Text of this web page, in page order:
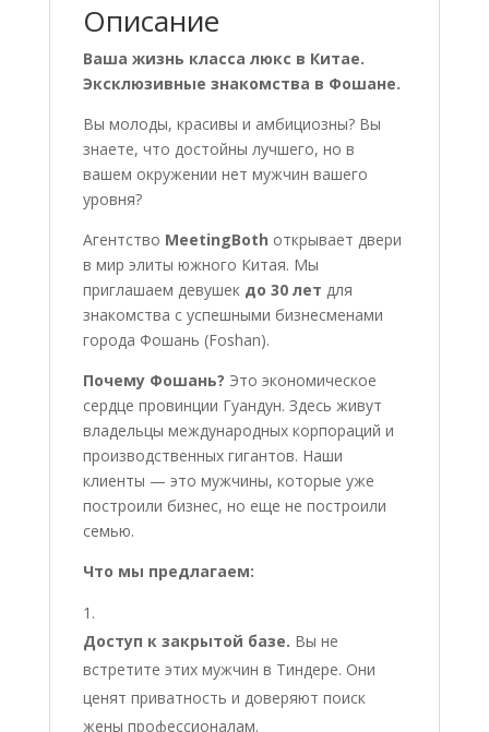
Описание
Ваша жизнь класса люкс в Китае.
Эксклюзивные знакомства в Фошане.
Вы молоды, красивы и амбициозны? Вы
знаете, что достойны лучшего, но в
вашем окружении нет мужчин вашего
уровня?
Агентство MeetingBoth открывает двери
в мир элиты южного Китая. Мы
приглашаем девушек до 30 лет для
знакомства с успешными бизнесменами
города Фошань (Foshan).
Почему Фошань? Это экономическое
сердце провинции Гуандун. Здесь живут
владельцы международных корпораций и
производственных гигантов. Наши
клиенты — это мужчины, которые уже
построили бизнес, но еще не построили
семью.
Что мы предлагаем:
Доступ к закрытой базе. Вы не
встретите этих мужчин в Тиндере. Они
ценят приватность и доверяют поиск
жены профессионалам.